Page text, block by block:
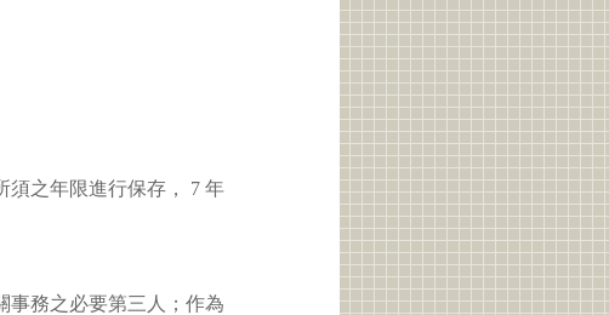
須之年限進行保存， 7 年
事務之必要第三人；作為